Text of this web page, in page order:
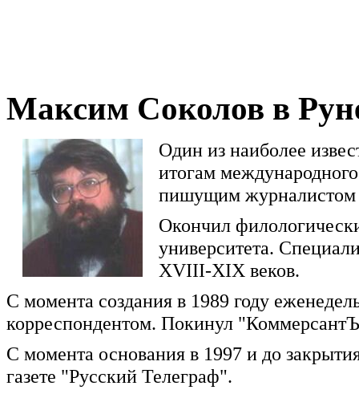
Максим Соколов в
Один из наиболее
итогам
пишущим журналистом
Окончил
университета.
XVIII-XIX веков.
С момента создания в 1989 году
корреспондентом. Покинул
С момента основания в 1997 и до
газете "Русский Телеграф".